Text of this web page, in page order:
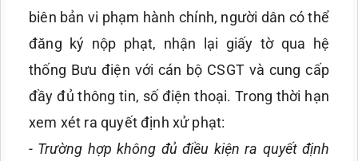
biên bản vi phạm hành chính, người dân có thể
đăng ký nộp phạt, nhận lại giấy tờ qua hệ
thống Bưu điện với cán bộ CSGT và cung cấp
đầy đủ thông tin, số điện thoại. Trong thời hạn
xem xét ra quyết định xử phạt:
- Trường hợp không đủ điều kiện ra quyết định